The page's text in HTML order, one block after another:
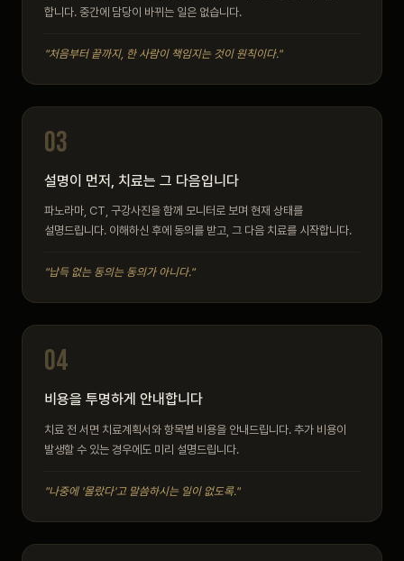
합니다. 중간에 담당이 바뀌는 일은 없습니다.
"처음부터 끝까지, 한 사람이 책임지는 것이 원칙이다."
03
설명이 먼저, 치료는 그 다음입니다
파노라마, CT, 구강사진을 함께 모니터로 보며 현재 상태를
설명드립니다. 이해하신 후에 동의를 받고, 그 다음 치료를 시작합니다.
"납득 없는 동의는 동의가 아니다."
04
비용을 투명하게 안내합니다
치료 전 서면 치료계획서와 항목별 비용을 안내드립니다. 추가 비용이
발생할 수 있는 경우에도 미리 설명드립니다.
"나중에 '몰랐다'고 말씀하시는 일이 없도록."